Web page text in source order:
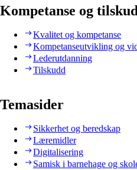
Kompetanse og
Kvalitet og kompetanse
Kompetanseutvikling og
Lederutdanning
Tilskudd
Temasider
Sikkerhet og beredskap
Læremidler
Digitalisering
Samisk i barnehage og